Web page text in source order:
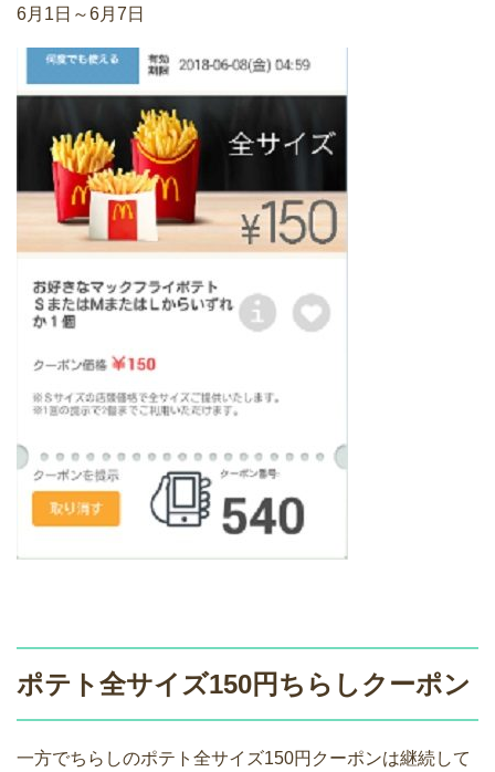
6月1日～6月7日
ポテト全サイズ150円ちらしクーポン
一方でちらしのポテト全サイズ150円クーポンは継続して